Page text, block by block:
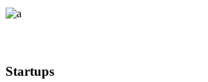
Startups